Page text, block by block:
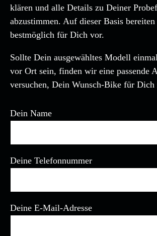
klären und alle Details zu Deiner
abzustimmen. Auf dieser Basis
bestmöglich für Dich vor.
Sollte Dein ausgewähltes Modell
vor Ort sein, finden wir eine passende
versuchen, Dein Wunsch-Bike für Dich
Dein Name
Deine Telefonnummer
Deine E-Mail-Adresse